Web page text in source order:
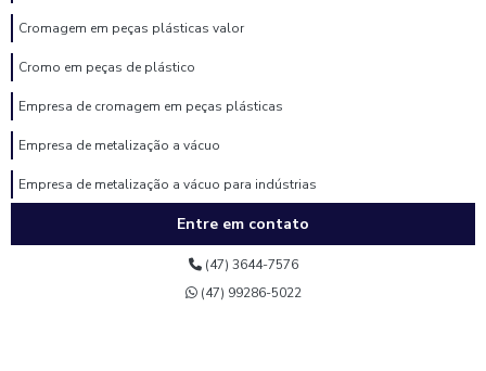
Cromagem em peças plásticas valor
Cromo em peças de plástico
Empresa de cromagem em peças plásticas
Empresa de metalização a vácuo
Empresa de metalização a vácuo para indústrias
Empresa de pintura eletrostática
Empresa de pintura eletrostática a pó
Empresa de pintura eletrostática para indústria
Entre em contato
(47) 3644-7576
(47) 99286-5022